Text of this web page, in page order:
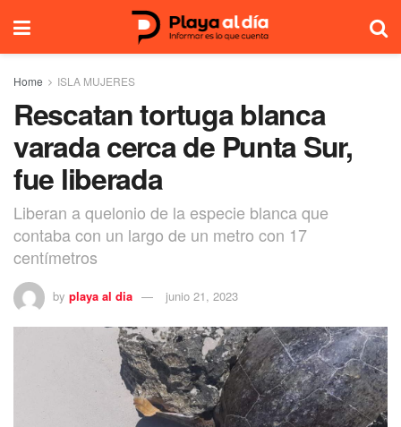
Home ISLA MUJERES
Rescatan tortuga blanca
varada cerca de Punta Sur,
fue liberada
Liberan a quelonio de la especie blanca que
contaba con un largo de un metro con 17
centímetros
by playa al dia junio 21, 2023